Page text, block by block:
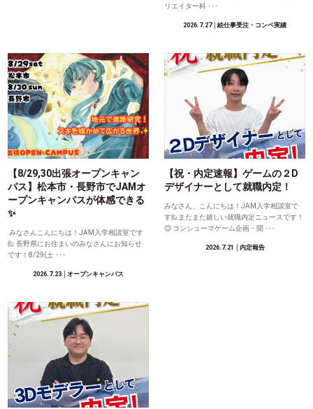
リエイター科 ･･･
2026.7.27│絵仕事受注・コンペ実績
【8/29,30出張オープンキャン
パス】松本市・長野市でJAMオ
ープンキャンパスが体感できる
✨
みなさんこんにちは！JAM入学相談室です
🙋 長野県にお住まいのみなさんにお知らせ
です！8/29(土 ･･･
2026.7.23 │オープンキャンパス
【祝・内定速報】ゲームの２D
デザイナーとして就職内定！
みなさん、こんにちは！JAM入学相談室で
す🙋またまた嬉しい就職内定ニュースです！
😊 コンシューマゲーム企画・開 ･･･
2026.7.21 │内定報告